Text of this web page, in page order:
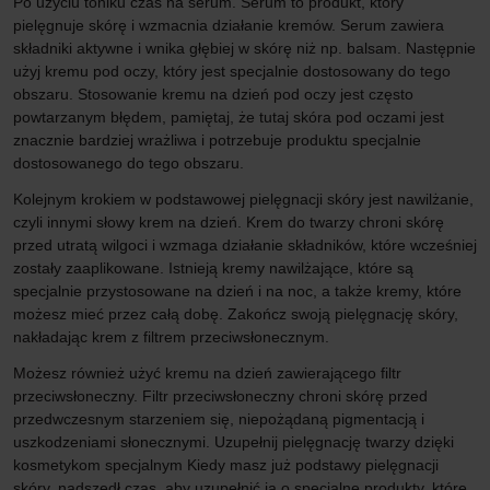
pielęgnuje skórę i wzmacnia działanie kremów. Serum zawiera
składniki aktywne i wnika głębiej w skórę niż np. balsam. Następnie
użyj kremu pod oczy, który jest specjalnie dostosowany do tego
obszaru. Stosowanie kremu na dzień pod oczy jest często
powtarzanym błędem, pamiętaj, że tutaj skóra pod oczami jest
znacznie bardziej wrażliwa i potrzebuje produktu specjalnie
dostosowanego do tego obszaru.
Kolejnym krokiem w podstawowej pielęgnacji skóry jest nawilżanie,
czyli innymi słowy krem na dzień. Krem do twarzy chroni skórę
przed utratą wilgoci i wzmaga działanie składników, które wcześniej
zostały zaaplikowane. Istnieją kremy nawilżające, które są
specjalnie przystosowane na dzień i na noc, a także kremy, które
możesz mieć przez całą dobę. Zakończ swoją pielęgnację skóry,
nakładając krem z filtrem przeciwsłonecznym.
Możesz również użyć kremu na dzień zawierającego filtr
przeciwsłoneczny. Filtr przeciwsłoneczny chroni skórę przed
przedwczesnym starzeniem się, niepożądaną pigmentacją i
uszkodzeniami słonecznymi. Uzupełnij pielęgnację twarzy dzięki
kosmetykom specjalnym Kiedy masz już podstawy pielęgnacji